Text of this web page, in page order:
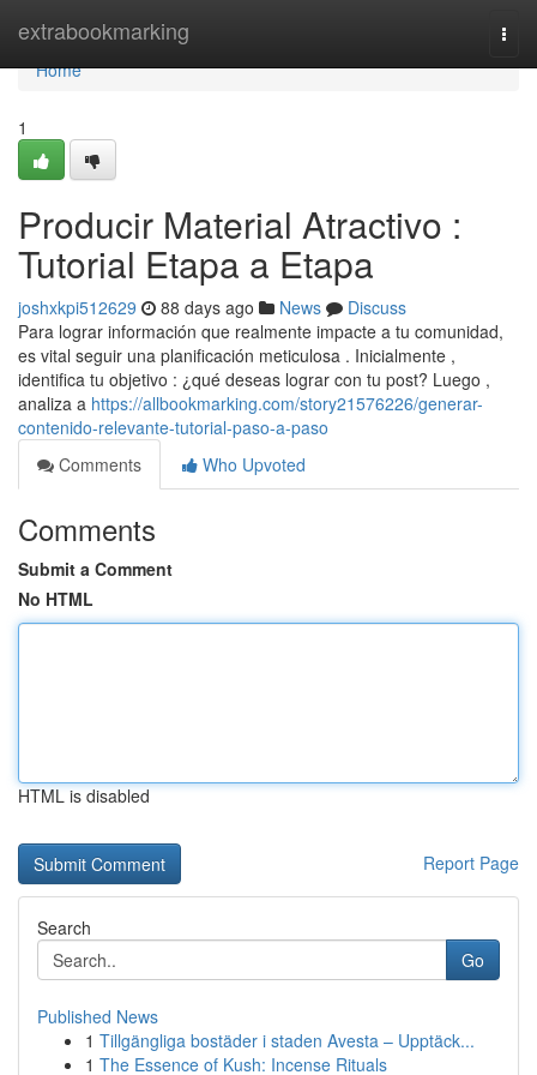
extrabookmarking
Home
Home
1
Producir Material Atractivo :
Tutorial Etapa a Etapa
joshxkpi512629 88 days ago News
Discuss
Para lograr información que realmente impacte a tu comunidad,
es vital seguir una planificación meticulosa . Inicialmente ,
identifica tu objetivo : ¿qué deseas lograr con tu post? Luego ,
analiza a https://allbookmarking.com/story21576226/generar-
contenido-relevante-tutorial-paso-a-paso
Comments
Who Upvoted
Comments
Submit a Comment
No HTML
HTML is disabled
Report Page
Search
Go
Published News
1 Tillgängliga bostäder i staden Avesta – Upptäck...
1 The Essence of Kush: Incense Rituals